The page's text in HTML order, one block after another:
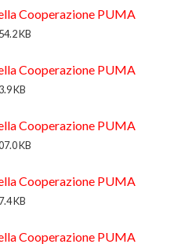
Cooperazione PUMA
KB
Cooperazione PUMA
KB
Cooperazione PUMA
KB
Cooperazione PUMA
KB
Cooperazione PUMA